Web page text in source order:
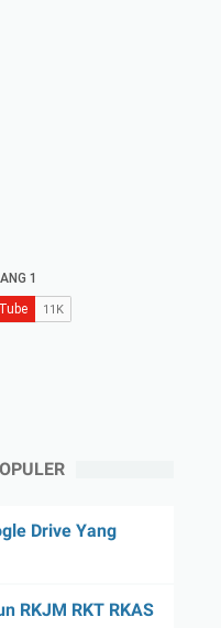
Drive Yang
RKJM RKT RKAS